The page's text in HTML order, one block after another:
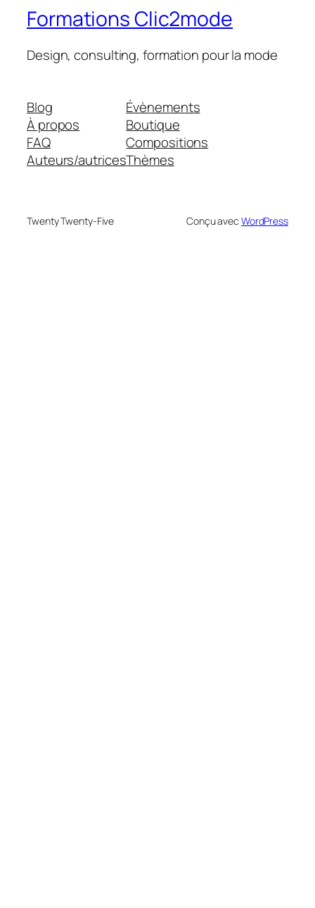
Formations Clic2mode
Design, consulting, formation pour la mode
Blog
À propos
FAQ
Auteurs/autrices
Évènements
Boutique
Compositions
Thèmes
Twenty Twenty-Five Conçu avec WordPress